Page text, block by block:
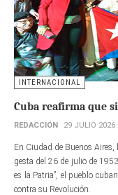
INTERNACIONAL
Cuba reafirma que
REDACCIÓN 29 JULIO 2026
En Ciudad de Buenos
gesta del 26 de julio de
es la Patria”, el pueblo
contra su Revolución.